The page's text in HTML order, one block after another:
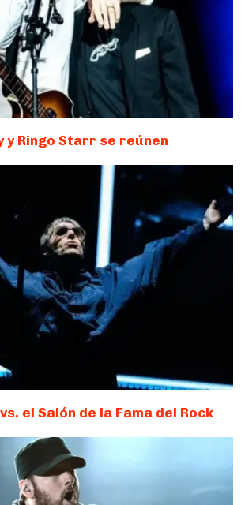
y Ringo Starr se reúnen
el Salón de la Fama del Rock